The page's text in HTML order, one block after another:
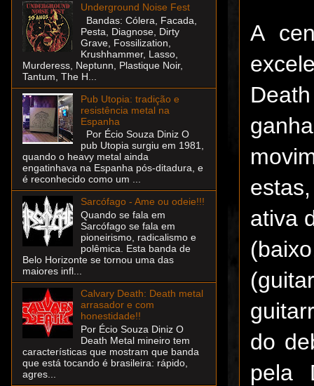
A
ativa
do
pela
Underground Noise Fest
Bandas: Cólera, Facada,
Pesta, Diagnose, Dirty
Grave, Fossilization,
Krushhammer, Lasso,
Murderess, Neptunn, Plastique Noir,
Tantum, The H...
Pub Utopia: tradição e
resistência metal na
Espanha
Por Écio Souza Diniz O
pub Utopia surgiu em 1981,
quando o heavy metal ainda
engatinhava na Espanha pós-ditadura, e
é reconhecido como um ...
Sarcófago - Ame ou odeie!!!
Quando se fala em
Sarcófago se fala em
pioneirismo, radicalismo e
polêmica. Esta banda de
Belo Horizonte se tornou uma das
maiores infl...
Calvary Death: Death metal
arrasador e com
honestidade!!
Por Écio Souza Diniz O
Death Metal mineiro tem
características que mostram que banda
que está tocando é brasileira: rápido,
agres...